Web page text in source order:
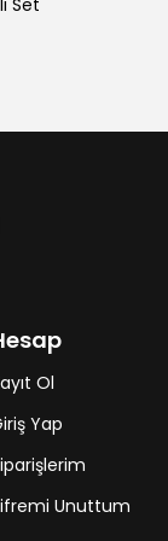
Set
Ol
Yap
Unuttum